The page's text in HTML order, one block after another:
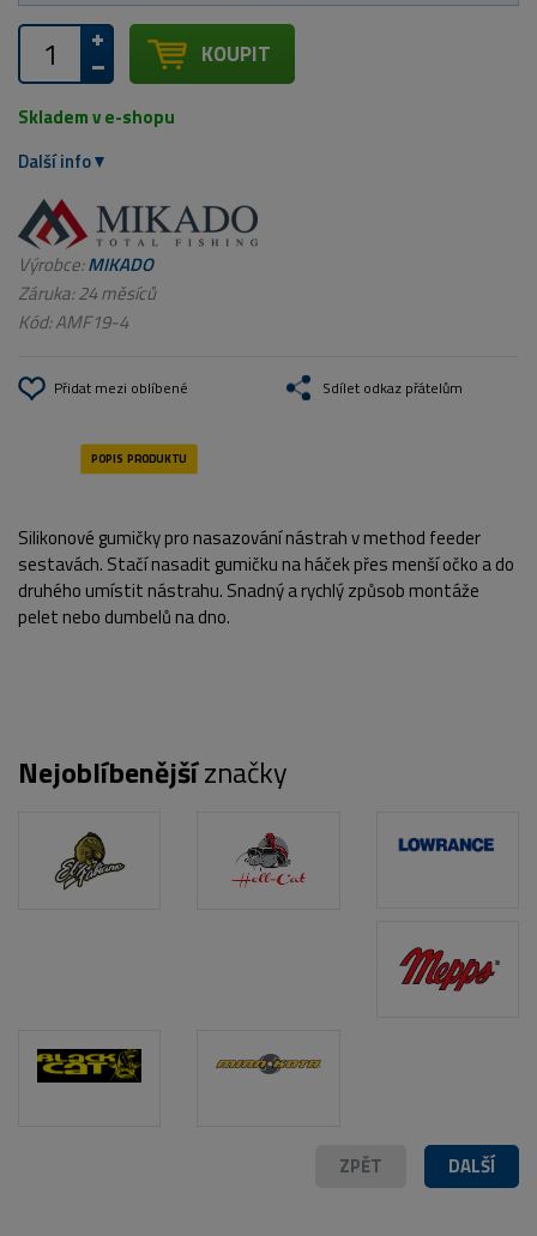
KOUPIT
Skladem v e-shopu
Další info
Výrobce:MIKADO
Záruka: 24 měsíců
Kód:AMF19-4
Přidat mezi oblíbené Sdílet odkaz přátelům
Silikonové gumičky pro nasazování nástrah v method feeder
sestavách. Stačí nasadit gumičku na háček přes menší očko a do
druhého umístit nástrahu. Snadný a rychlý způsob montáže
pelet nebo dumbelů na dno.
Nejoblíbenějšíznačky
DALŠÍ
ZPĚT